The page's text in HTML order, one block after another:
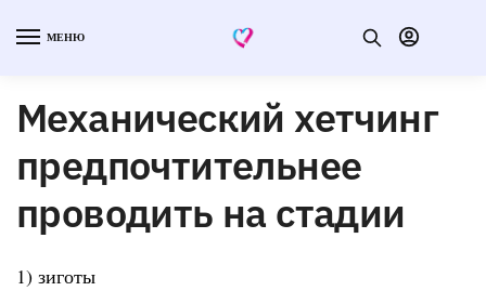
МЕНЮ
Механический хетчинг
предпочтительнее
проводить на стадии
1) зиготы